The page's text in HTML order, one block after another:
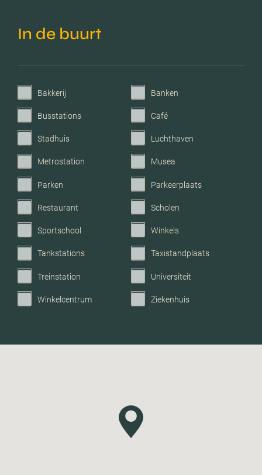
Voorzieningen
Parkeerfaciliteiten
Garage Geen garage
In de buurt
Bakkerij Banken
Busstations Café
Stadhuis Luchthaven
Metrostation Musea
Parken Parkeerplaats
Restaurant Scholen
Sportschool Winkels
Tankstations Taxistandplaats
Treinstation Universiteit
Winkelcentrum Ziekenhuis